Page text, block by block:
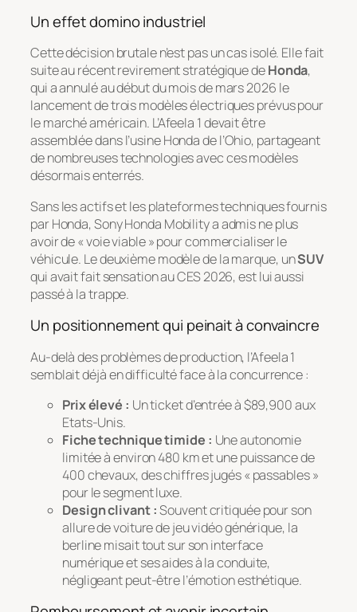
Un effet domino industriel
Cette décision brutale n’est pas un cas isolé. Elle fait
suite au récent revirement stratégique deHonda,
qui a annulé au début du mois de mars 2026 le
lancement de trois modèles électriques prévus pour
le marché américain. L’Afeela 1 devait être
assemblée dans l’usine Honda de l’Ohio, partageant
de nombreuses technologies avec ces modèles
désormais enterrés.
Sans les actifs et les plateformes techniques fournis
par Honda, Sony Honda Mobility a admis ne plus
avoir de « voie viable » pour commercialiser le
véhicule. Le deuxième modèle de la marque, unSUV
qui avait fait sensation au CES 2026, est lui aussi
passé à la trappe.
Un positionnement qui peinait à convaincre
Au-delà des problèmes de production, l’Afeela 1
semblait déjà en difficulté face à la concurrence :
Prix élevé : Un ticket d’entrée à $89,900 aux
Etats-Unis.
Fiche technique timide : Une autonomie
limitée à environ 480 km et une puissance de
400 chevaux, des chiffres jugés « passables »
pour le segment luxe.
Design clivant :Souvent critiquée pour son
allure de voiture de jeu vidéo générique, la
berline misait tout sur son interface
numérique et ses aides à la conduite,
négligeant peut-être l’émotion esthétique.